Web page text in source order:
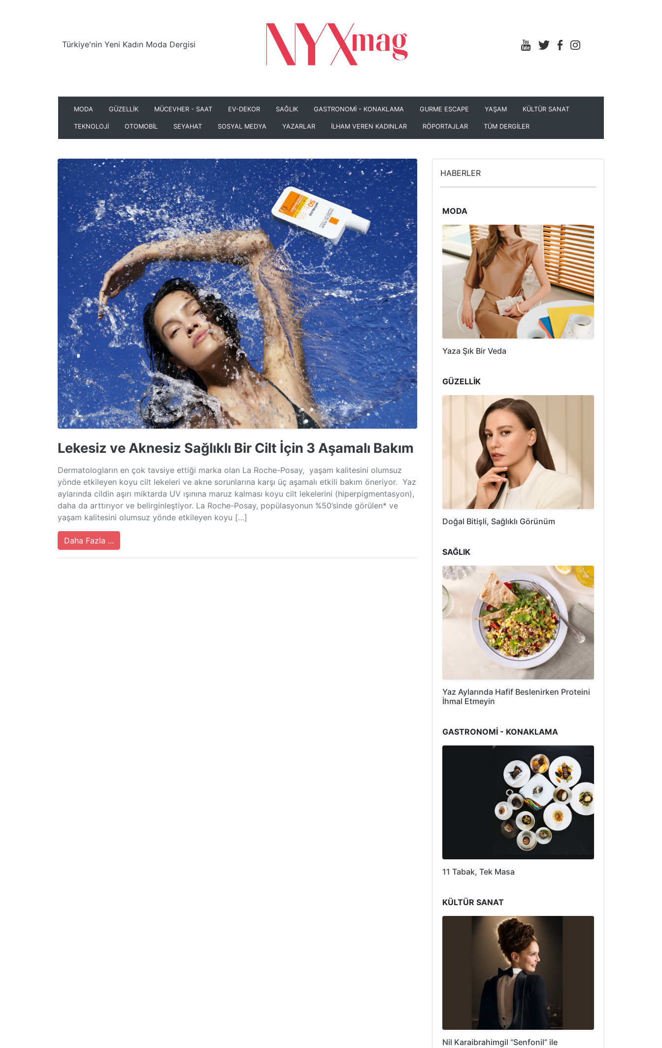
Türkiye'nin Yeni Kadın Moda Dergisi
MODA GÜZELLİK MÜCEVHER - SAAT EV-DEKOR SAĞLIK GASTRONOMİ - KONAKLAMA GURME ESCAPE YAŞAM KÜLTÜR SANAT
TEKNOLOJİ OTOMOBİL SEYAHAT SOSYAL MEDYA YAZARLAR İLHAM VEREN KADINLAR RÖPORTAJLAR TÜM DERGİLER
Lekesiz ve Aknesiz Sağlıklı Bir Cilt İçin 3 Aşamalı Bakım
Dermatologların en çok tavsiye ettiği marka olan La Roche-Posay, yaşam kalitesini olumsuz
yönde etkileyen koyu cilt lekeleri ve akne sorunlarına karşı üç aşamalı etkili bakım öneriyor. Yaz
aylarında cildin aşırı miktarda UV ışınına maruz kalması koyu cilt lekelerini (hiperpigmentasyon),
daha da arttırıyor ve belirginleştiyor. La Roche-Posay, popülasyonun %50’sinde görülen* ve
yaşam kalitesini olumsuz yönde etkileyen koyu […]
Daha Fazla ...
HABERLER
MODA
Yaza Şık Bir Veda
GÜZELLİK
Doğal Bitişli, Sağlıklı Görünüm
SAĞLIK
Yaz Aylarında Hafif Beslenirken Proteini
İhmal Etmeyin
GASTRONOMİ - KONAKLAMA
11 Tabak, Tek Masa
KÜLTÜR SANAT
Nil Karaibrahimgil “Senfonil” ile